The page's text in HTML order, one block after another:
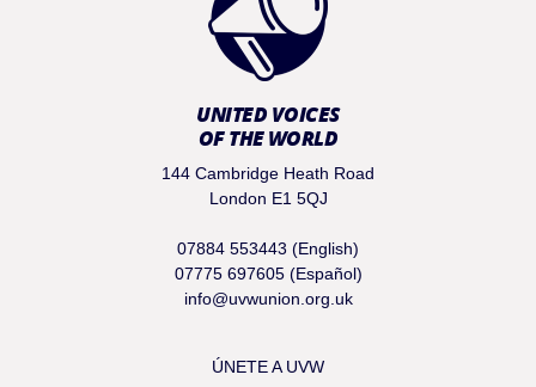
UNITED VOICES
OF THE WORLD
144 Cambridge Heath Road
London E1 5QJ
07884 553443 (English)
07775 697605 (Español)
info@uvwunion.org.uk
ÚNETE A UVW